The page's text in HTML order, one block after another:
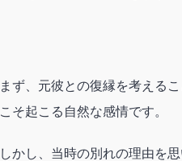
まず、元彼との復縁を考える
こそ起こる自然な感情です。
しかし、当時の別れの理由を